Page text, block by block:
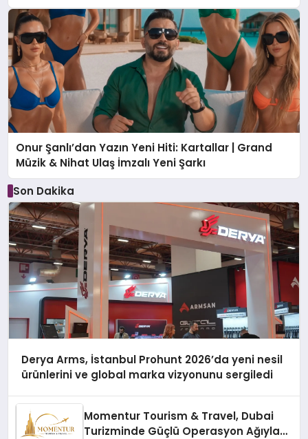
Onur Şanlı’dan Yazın Yeni Hiti: Kartallar | Grand
Müzik & Nihat Ulaş İmzalı Yeni Şarkı
Son Dakika
Derya Arms, İstanbul Prohunt 2026’da yeni nesil
ürünlerini ve global marka vizyonunu sergiledi
Momentur Tourism & Travel, Dubai
Turizminde Güçlü Operasyon Ağıyla